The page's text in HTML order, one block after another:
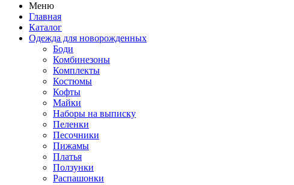
Меню
Главная
Каталог
Одежда для новорожденных
Боди
Комбинезоны
Комплекты
Костюмы
Кофты
Майки
Наборы на выписку
Пеленки
Песочники
Пижамы
Платья
Ползунки
Распашонки